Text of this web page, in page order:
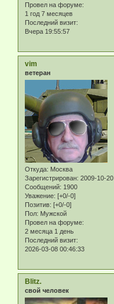
Провел на форуме:
1 год 7 месяцев
Последний визит:
Вчера 19:55:57
vim
ветеран
Откуда: Москва
Зарегистрирован: 2009-10-20
Сообщений: 1900
Уважение: [+0/-0]
Позитив: [+0/-0]
Пол: Мужской
Провел на форуме:
2 месяца 1 день
Последний визит:
2026-03-08 00:46:33
Blitz.
свой человек